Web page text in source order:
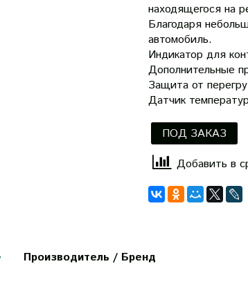
находящегося на
Благодаря
автомобиль.
Индикатор для
Дополнительные
Защита от
Датчик
ПОД ЗАКАЗ
Добавить в
Производитель / Бренд